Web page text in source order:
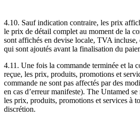
4.10. Sauf indication contraire, les prix
le prix de détail complet au moment de la
sont affichés en devise locale, TVA
qui sont ajoutés avant la finalisation du
4.11. Une fois la commande terminée et la
reçue, les prix, produits, promotions et
commande ne sont pas affectés par des
en cas d’erreur manifeste). The Untamed
les prix, produits, promotions et services à
discrétion.